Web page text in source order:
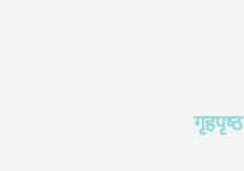
गृहपृष्ठ